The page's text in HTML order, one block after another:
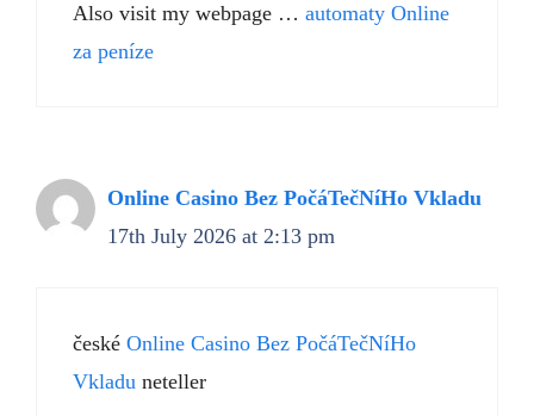
Also visit my webpage … automaty Online
za peníze
Online Casino Bez PočáTečNíHo Vkladu
17th July 2026 at 2:13 pm
české Online Casino Bez PočáTečNíHo
Vkladu neteller